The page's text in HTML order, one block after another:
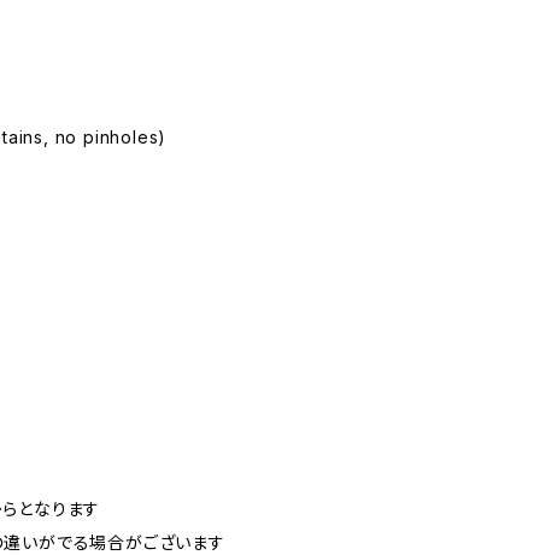
no pinholes)
となります
いがでる場合がございます